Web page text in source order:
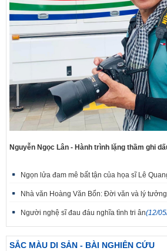
Nguyễn Ngọc Lân - Hành trình lặng thầm ghi
Ngọn lửa đam mê bất tận của họa sĩ Lê
Nhà văn Hoàng Văn Bổn: Đời văn và lý
Người nghệ sĩ đau đáu nghĩa tình tri ân(12/
SẮC MÀU DI SẢN - BÀI NGHIÊN CỨU